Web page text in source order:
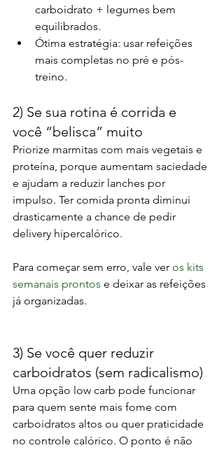
carboidrato + legumes bem
equilibrados.
Ótima estratégia: usar refeições
mais completas no pré e pós-
treino.
2) Se sua rotina é corrida e
você “belisca” muito
Priorize marmitas com mais vegetais e
proteína, porque aumentam saciedade
e ajudam a reduzir lanches por
impulso. Ter comida pronta diminui
drasticamente a chance de pedir
delivery hipercalórico.
Para começar sem erro, vale ver os kits
semanais prontos e deixar as refeições
já organizadas.
3) Se você quer reduzir
carboidratos (sem radicalismo)
Uma opção low carb pode funcionar
para quem sente mais fome com
carboidratos altos ou quer praticidade
no controle calórico. O ponto é não